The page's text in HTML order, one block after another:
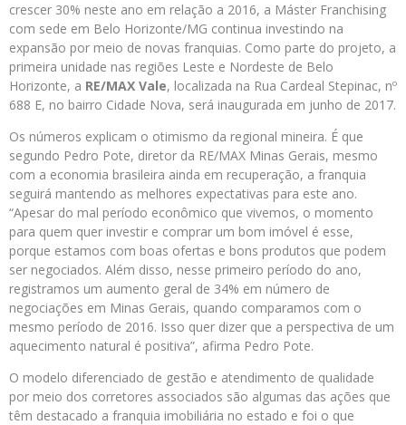
crescer 30% neste ano em relação a 2016, a Máster Franchising
com sede em Belo Horizonte/MG continua investindo na
expansão por meio de novas franquias. Como parte do projeto, a
primeira unidade nas regiões Leste e Nordeste de Belo
Horizonte, a RE/MAX Vale, localizada na Rua Cardeal Stepinac, nº
688 E, no bairro Cidade Nova, será inaugurada em junho de 2017.
Os números explicam o otimismo da regional mineira. É que
segundo Pedro Pote, diretor da RE/MAX Minas Gerais, mesmo
com a economia brasileira ainda em recuperação, a franquia
seguirá mantendo as melhores expectativas para este ano.
“Apesar do mal período econômico que vivemos, o momento
para quem quer investir e comprar um bom imóvel é esse,
porque estamos com boas ofertas e bons produtos que podem
ser negociados. Além disso, nesse primeiro período do ano,
registramos um aumento geral de 34% em número de
negociações em Minas Gerais, quando comparamos com o
mesmo período de 2016. Isso quer dizer que a perspectiva de um
aquecimento natural é positiva”, afirma Pedro Pote.
O modelo diferenciado de gestão e atendimento de qualidade
por meio dos corretores associados são algumas das ações que
têm destacado a franquia imobiliária no estado e foi o que